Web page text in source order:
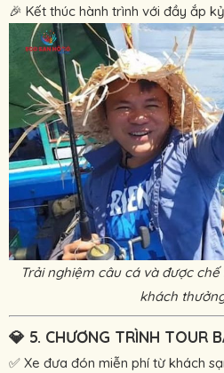
🎉 Kết thúc hành trình với đầy ắp
Trải nghiệm câu cá và được
khách
💎 5. CHƯƠNG TRÌNH TOUR
✅ Xe đưa đón miễn phí từ khách